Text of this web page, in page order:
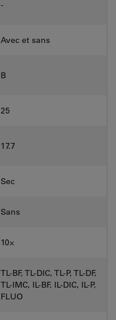
-
Avec et sans
B
25
17.7
Sec
Sans
10⨉
TL-BF, TL-DIC, TL-P, TL-DF,
TL-IMC, IL-BF, IL-DIC, IL-P,
FLUO